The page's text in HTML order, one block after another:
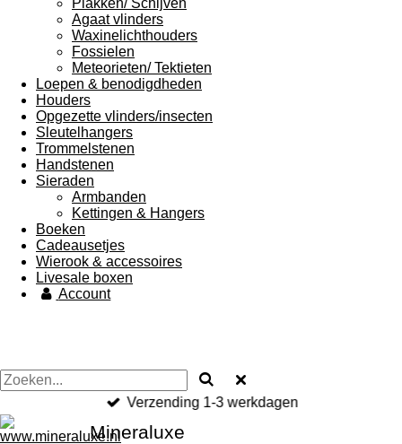
Plakken/ Schijven
Agaat vlinders
Waxinelichthouders
Fossielen
Meteorieten/ Tektieten
Loepen & benodigdheden
Houders
Opgezette vlinders/insecten
Sleutelhangers
Trommelstenen
Handstenen
Sieraden
Armbanden
Kettingen & Hangers
Boeken
Cadeausetjes
Wierook & accessoires
Livesale boxen
Account
Verzending 1-3 werkdagen
Mineraluxe